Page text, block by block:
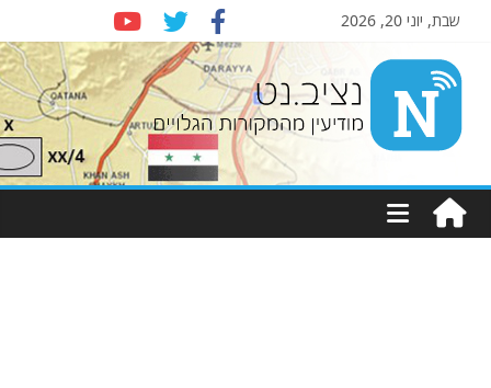
שבת, יוני 20, 2026
Nziv.net
מודיעין
מהמקורות